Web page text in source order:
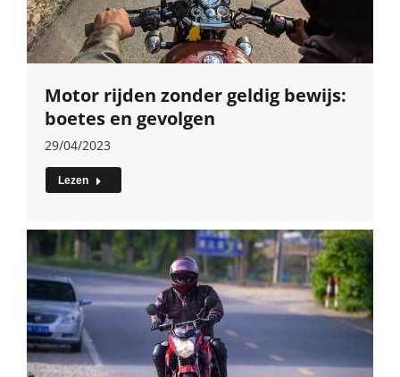
Motor rijden zonder geldig bewijs:
boetes en gevolgen
29/04/2023
Lezen